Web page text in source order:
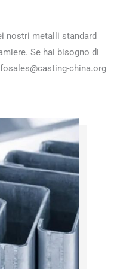
nostri metalli standard
Se hai bisogno di
china.org